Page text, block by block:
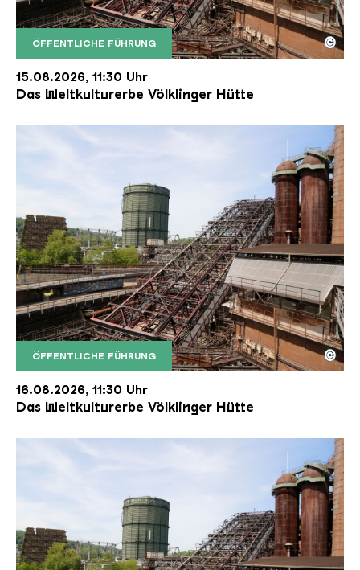
ÖFFENTLICHE FÜHRUNG
Der Erzschrägaufzug der Völklinger Hütte mit
Copyright: Weltkulturerbe Völklinger Hütte | Karl
©
15.08.2026, 11:30 Uhr
Das Weltkulturerbe Völklinger Hütte
ÖFFENTLICHE FÜHRUNG
Der Erzschrägaufzug der Völklinger Hütte mit
Copyright: Weltkulturerbe Völklinger Hütte | Karl
©
16.08.2026, 11:30 Uhr
Das Weltkulturerbe Völklinger Hütte